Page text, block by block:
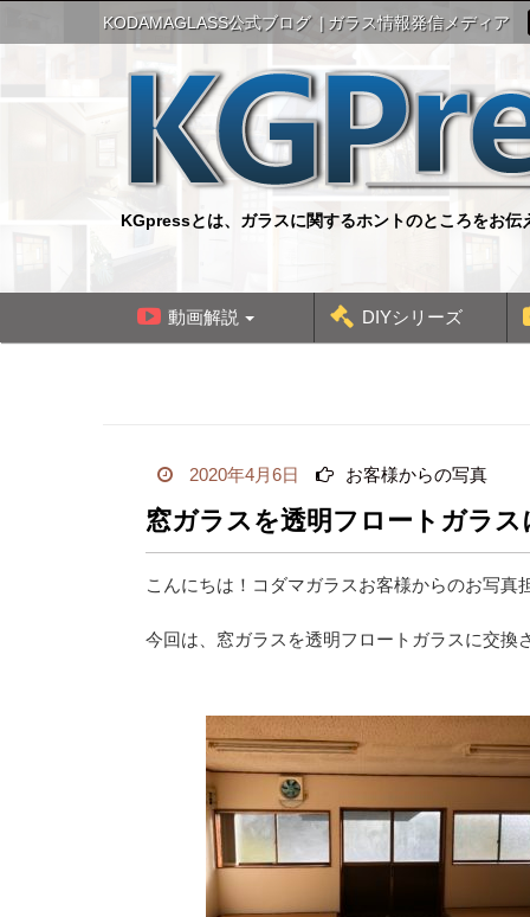
KODAMAGLASS公式ブログ ガラス情報発信メディア
KGpressとは、ガラスに関するホントのところをお伝
動画解説 DIYシリーズ
2020年4月6日 お客様からの写真
窓ガラスを透明フロートガラ
こんにちは！コダマガラスお客様からのお写真
今回は、窓ガラスを透明フロートガラスに交